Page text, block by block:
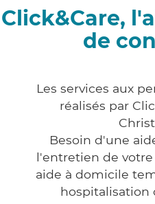
Click&Care,
de
Les services aux
réalisés par
Besoin d'une
l'entretien de
aide à domicile
hospitalisation